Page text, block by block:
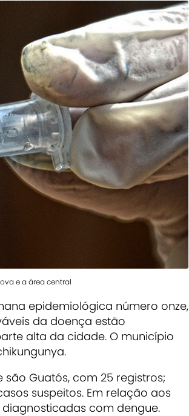
e a área central
epidemiológica número onze,
da doença estão
alta da cidade. O município
Guatós, com 25 registros;
suspeitos. Em relação aos
com dengue.